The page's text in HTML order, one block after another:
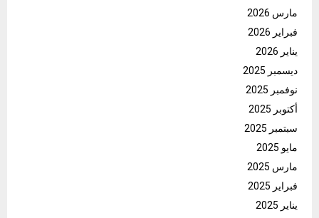
مارس 2026
فبراير 2026
يناير 2026
ديسمبر 2025
نوفمبر 2025
أكتوبر 2025
سبتمبر 2025
مايو 2025
مارس 2025
فبراير 2025
يناير 2025